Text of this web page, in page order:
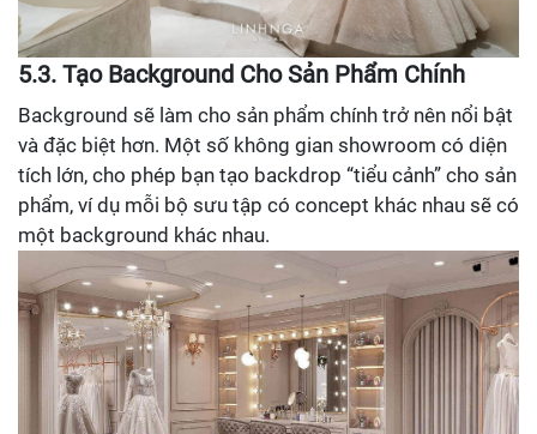
5.3. Tạo Background Cho Sản Phẩm Chính
Background sẽ làm cho sản phẩm chính trở nên nổi bật
và đặc biệt hơn. Một số không gian showroom có diện
tích lớn, cho phép bạn tạo backdrop “tiểu cảnh” cho sản
phẩm, ví dụ mỗi bộ sưu tập có concept khác nhau sẽ có
một background khác nhau.